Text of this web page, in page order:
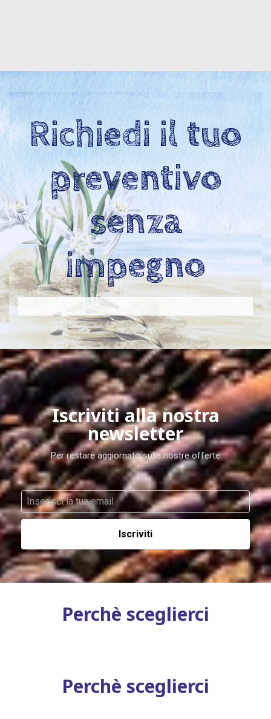
Richiedi il tuo
preventivo
senza
impegno
Iscriviti alla nostra
newsletter
Per restare aggiornato sulle nostre offerte
Iscriviti
Perchè sceglierci
Perchè sceglierci